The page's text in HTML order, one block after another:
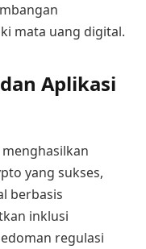
mata uang digital.
Aplikasi
yang sukses,
berbasis
inklusi
regulasi